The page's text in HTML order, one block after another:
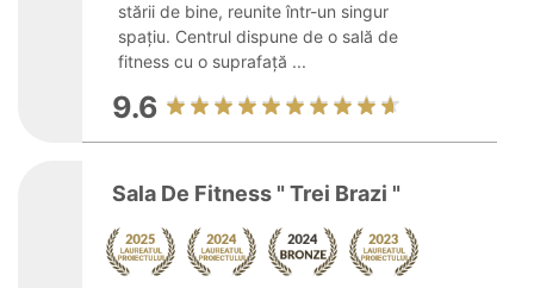
stării de bine, reunite într-un singur
spațiu. Centrul dispune de o sală de
fitness cu o suprafață ...
9.6
Sala De Fitness " Trei Brazi "